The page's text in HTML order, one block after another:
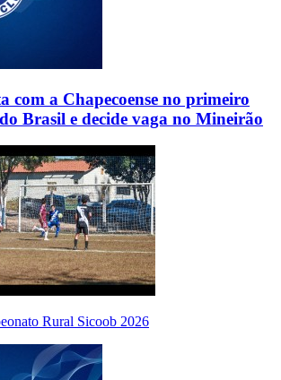
com a Chapecoense no primeiro
Brasil e decide vaga no Mineirão
Rural Sicoob 2026